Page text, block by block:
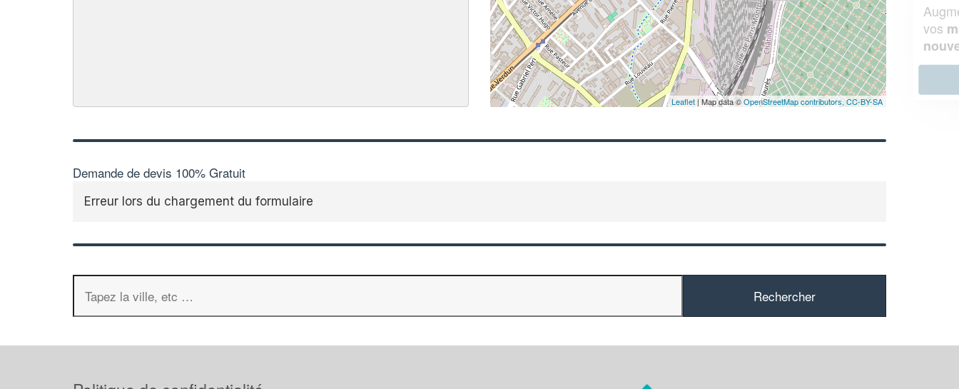
Leaflet | Map data ©OpenStreetMap contributors,CC-BY-SA
Demande de devis 100% Gratuit
Erreur lors du chargement du formulaire
Augmentez votrechiffre d'affaireset
vosmargestout en gagnant de
nouveaux clients!
En savoir plus